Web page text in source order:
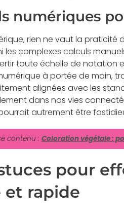
numériques
rien ne vaut la praticité
les complexes calculs
toute échelle de notation
à portée de main,
alignées avec les
dans nos vies
autrement être
contenu : Coloration végétale :
pour
et rapide